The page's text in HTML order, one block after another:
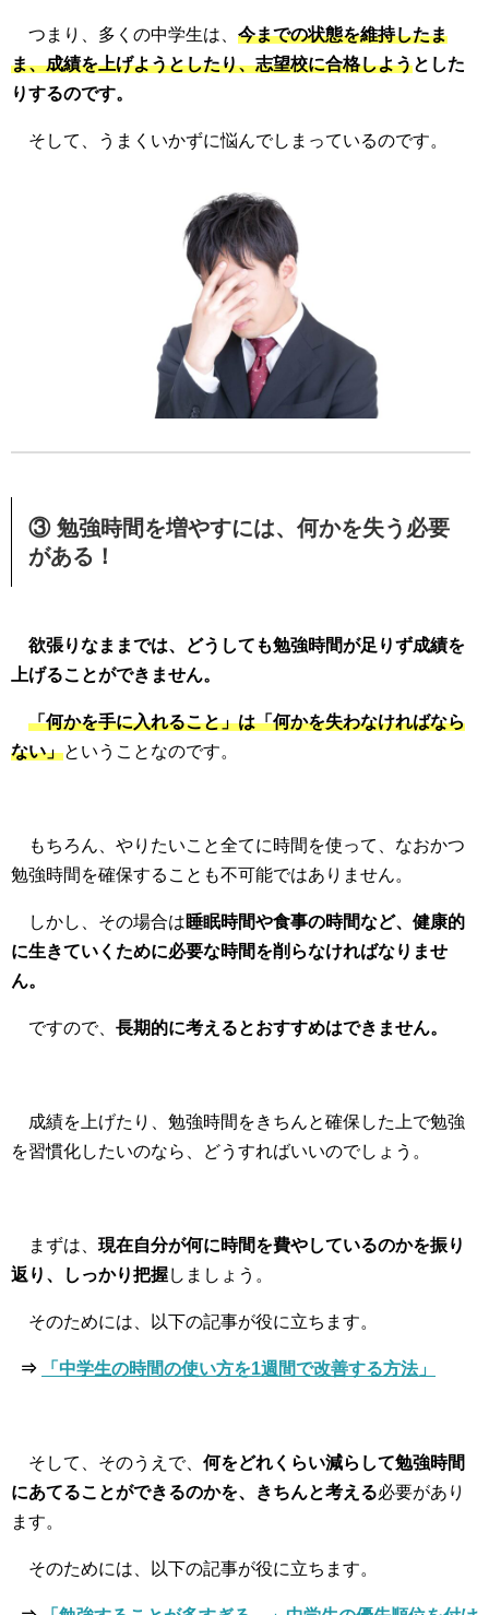
つまり、多くの中学生は、 今までの状態を維持したま
ま、成績を上げようとしたり、志望校に合格しようとした
りするのです。
そして、うまくいかずに悩んでしまっているのです。
③ 勉強時間を増やすには、何かを失う必要
がある！
欲張りなままでは、どうしても勉強時間が足りず成績を
上げることができません。
「何かを手に入れること」は「何かを失わなければなら
ない」ということなのです。
もちろん、やりたいこと全てに時間を使って、なおかつ
勉強時間を確保することも不可能ではありません。
しかし、その場合は睡眠時間や食事の時間など、健康的
に生きていくために必要な時間を削らなければなりませ
ん。
ですので、 長期的に考えるとおすすめはできません。
成績を上げたり、勉強時間をきちんと確保した上で勉強
を習慣化したいのなら、どうすればいいのでしょう。
まずは、 現在自分が何に時間を費やしているのかを振り
返り、しっかり把握しましょう。
そのためには、以下の記事が役に立ちます。
⇒ 「中学生の時間の使い方を1週間で改善する方法」
そして、そのうえで、 何をどれくらい減らして勉強時間
にあてることができるのかを、きちんと考える必要があり
ます。
そのためには、以下の記事が役に立ちます。